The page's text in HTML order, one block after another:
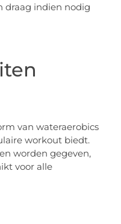
draag indien nodig
van wateraerobics
workout biedt.
worden gegeven,
voor alle